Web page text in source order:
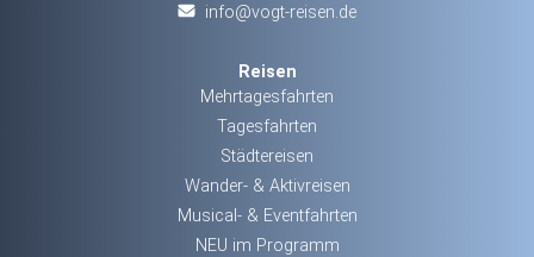
info@vogt-reisen.de
Reisen
Mehrtagesfahrten
Tagesfahrten
Städtereisen
Wander- & Aktivreisen
Musical- & Eventfahrten
NEU im Programm